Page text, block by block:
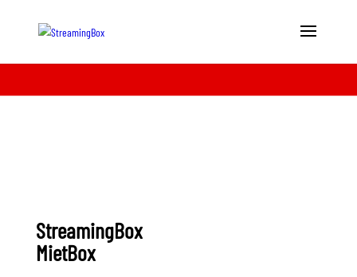
StreamingBox
MietBox